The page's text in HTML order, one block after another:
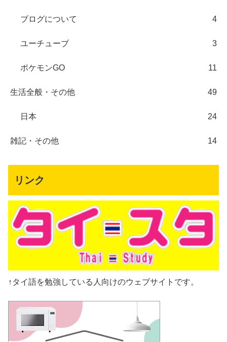
ブログについて 4
ユーチューブ 3
ポケモンGO 11
生活全般・その他 49
日本 24
雑記・その他 14
リンク
↑タイ語を勉強している人向けのウェブサイトです。